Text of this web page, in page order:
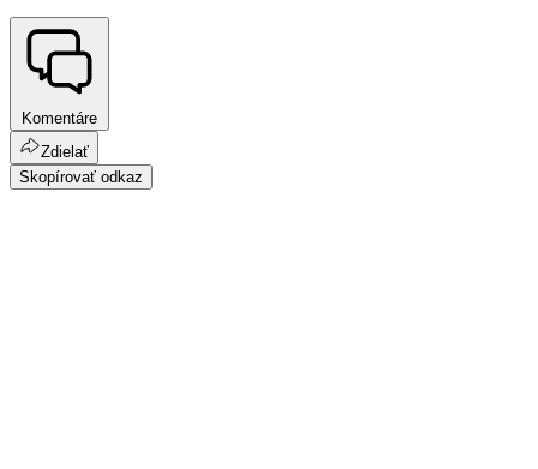
Komentáre
Zdielať
Skopírovať odkaz